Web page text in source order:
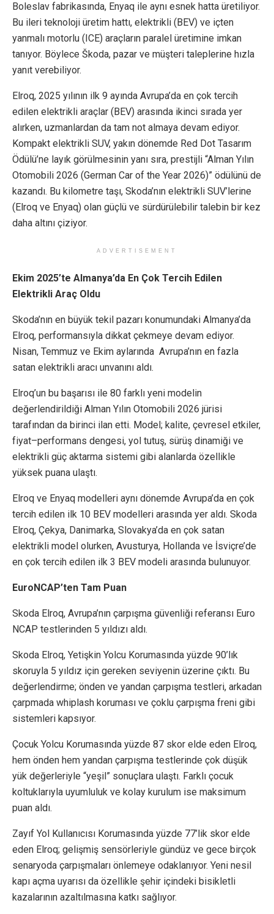
Boleslav fabrikasında, Enyaq ile aynı esnek hatta üretiliyor.
Bu ileri teknoloji üretim hattı, elektrikli (BEV) ve içten
yanmalı motorlu (ICE) araçların paralel üretimine imkan
tanıyor. Böylece Škoda, pazar ve müşteri taleplerine hızla
yanıt verebiliyor.
Elroq, 2025 yılının ilk 9 ayında Avrupa’da en çok tercih
edilen elektrikli araçlar (BEV) arasında ikinci sırada yer
alırken, uzmanlardan da tam not almaya devam ediyor.
Kompakt elektrikli SUV, yakın dönemde Red Dot Tasarım
Ödülü’ne layık görülmesinin yanı sıra, prestijli “Alman Yılın
Otomobili 2026 (German Car of the Year 2026)” ödülünü de
kazandı. Bu kilometre taşı, Skoda’nın elektrikli SUV’lerine
(Elroq ve Enyaq) olan güçlü ve sürdürülebilir talebin bir kez
daha altını çiziyor.
ADVERTISEMENT
Ekim 2025’te Almanya’da En Çok Tercih Edilen
Elektrikli Araç Oldu
Skoda’nın en büyük tekil pazarı konumundaki Almanya’da
Elroq, performansıyla dikkat çekmeye devam ediyor.
Nisan, Temmuz ve Ekim aylarında Avrupa’nın en fazla
satan elektrikli aracı unvanını aldı.
Elroq’un bu başarısı ile 80 farklı yeni modelin
değerlendirildiği Alman Yılın Otomobili 2026 jürisi
tarafından da birinci ilan etti. Model; kalite, çevresel etkiler,
fiyat–performans dengesi, yol tutuş, sürüş dinamiği ve
elektrikli güç aktarma sistemi gibi alanlarda özellikle
yüksek puana ulaştı.
Elroq ve Enyaq modelleri aynı dönemde Avrupa’da en çok
tercih edilen ilk 10 BEV modelleri arasında yer aldı. Skoda
Elroq, Çekya, Danimarka, Slovakya’da en çok satan
elektrikli model olurken, Avusturya, Hollanda ve İsviçre’de
en çok tercih edilen ilk 3 BEV modeli arasında bulunuyor.
EuroNCAP’ten Tam Puan
Skoda Elroq, Avrupa’nın çarpışma güvenliği referansı Euro
NCAP testlerinden 5 yıldızı aldı.
Skoda Elroq, Yetişkin Yolcu Korumasında yüzde 90’lık
skoruyla 5 yıldız için gereken seviyenin üzerine çıktı. Bu
değerlendirme; önden ve yandan çarpışma testleri, arkadan
çarpmada whiplash koruması ve çoklu çarpışma freni gibi
sistemleri kapsıyor.
Çocuk Yolcu Korumasında yüzde 87 skor elde eden Elroq,
hem önden hem yandan çarpışma testlerinde çok düşük
yük değerleriyle “yeşil” sonuçlara ulaştı. Farklı çocuk
koltuklarıyla uyumluluk ve kolay kurulum ise maksimum
puan aldı.
Zayıf Yol Kullanıcısı Korumasında yüzde 77’lik skor elde
eden Elroq; gelişmiş sensörleriyle gündüz ve gece birçok
senaryoda çarpışmaları önlemeye odaklanıyor. Yeni nesil
kapı açma uyarısı da özellikle şehir içindeki bisikletli
kazalarının azaltılmasına katkı sağlıyor.